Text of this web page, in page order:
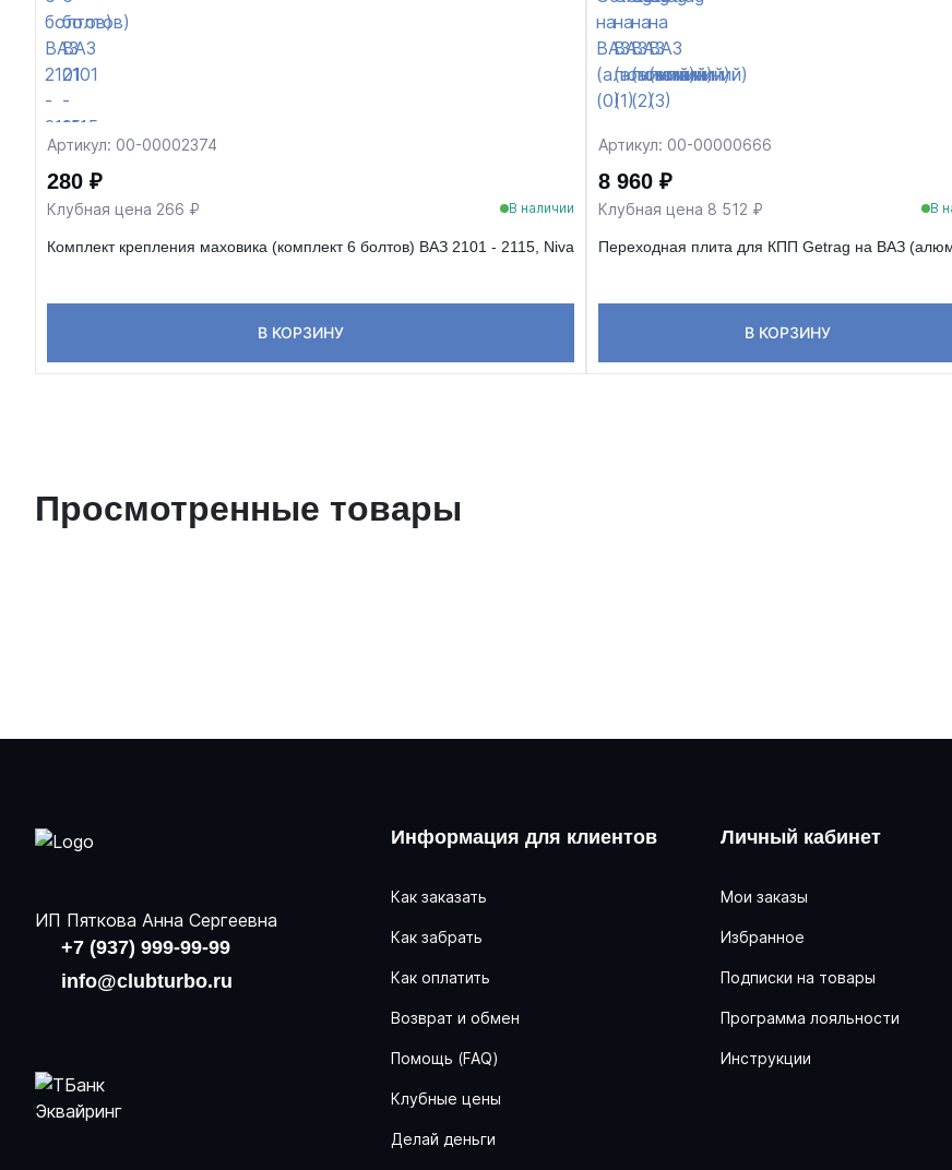
Артикул: 00-00002374
280 ₽
Клубная цена 266 ₽ В наличии
Комплект крепления маховика (комплект 6 болтов) ВАЗ 2101 - 2115, Niva
В КОРЗИНУ
Артикул: 00-00000666
8 960 ₽
Клубная цена 8 512 ₽ В
Переходная плита для КПП Getrag на ВАЗ
В КОРЗИНУ
Просмотренные товары
ИП Пяткова Анна Сергеевна
+7 (937) 999-99-99
info@clubturbo.ru
Информация для клиентов
Как заказать
Как забрать
Как оплатить
Возврат и обмен
Помощь (FAQ)
Клубные цены
Делай деньги
Личный кабинет
Мои заказы
Избранное
Подписки на товары
Программа лояльности
Инструкции